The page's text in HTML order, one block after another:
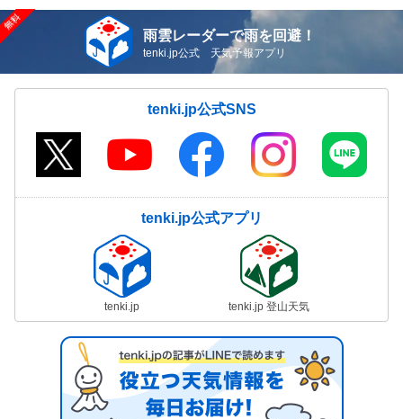
雨雲レーダーで雨を回避！
tenki.jp公式 天気予報アプリ
tenki.jp公式SNS
tenki.jp公式アプリ
tenki.jp tenki.jp 登山天気